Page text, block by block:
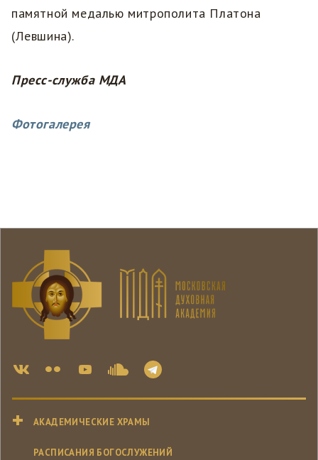
памятной медалью митрополита Платона
(Левшина).
Пресс-служба МДА
Фотогалерея
АКАДЕМИЧЕСКИЕ ХРАМЫ
РАСПИСАНИЯ БОГОСЛУЖЕНИЙ